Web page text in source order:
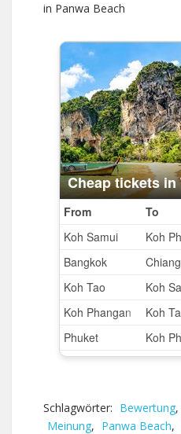
in Panwa Beach
Schlagwörter: Bewertung,
Meinung, Panwa Beach,